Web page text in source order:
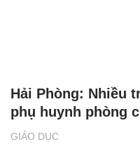
GIÁO DỤC
Hải Phòng: Nhiều
phụ huynh phòng